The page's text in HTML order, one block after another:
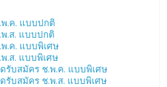
.ค. แบบปกติ
.ส. แบบปกติ
.ค. แบบพิเศษ
.ส. แบบพิเศษ
ดรับสมัคร ช.พ.ค. แบบพิเศษ
ดรับสมัคร ช.พ.ส. แบบพิเศษ